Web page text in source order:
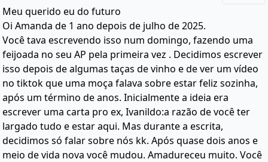
Meu querido eu do futuro
Oi Amanda de 1 ano depois de julho de 2025.
Você tava escrevendo isso num domingo, fazendo uma
feijoada no seu AP pela primeira vez . Decidimos escrever
isso depois de algumas taças de vinho e de ver um vídeo
no tiktok que uma moça falava sobre estar feliz sozinha,
após um término de anos. Inicialmente a ideia era
escrever uma carta pro ex, Ivanildo:a razão de você ter
largado tudo e estar aqui. Mas durante a escrita,
decidimos só falar sobre nós kk. Após quase dois anos e
meio de vida nova você mudou. Amadureceu muito. Você